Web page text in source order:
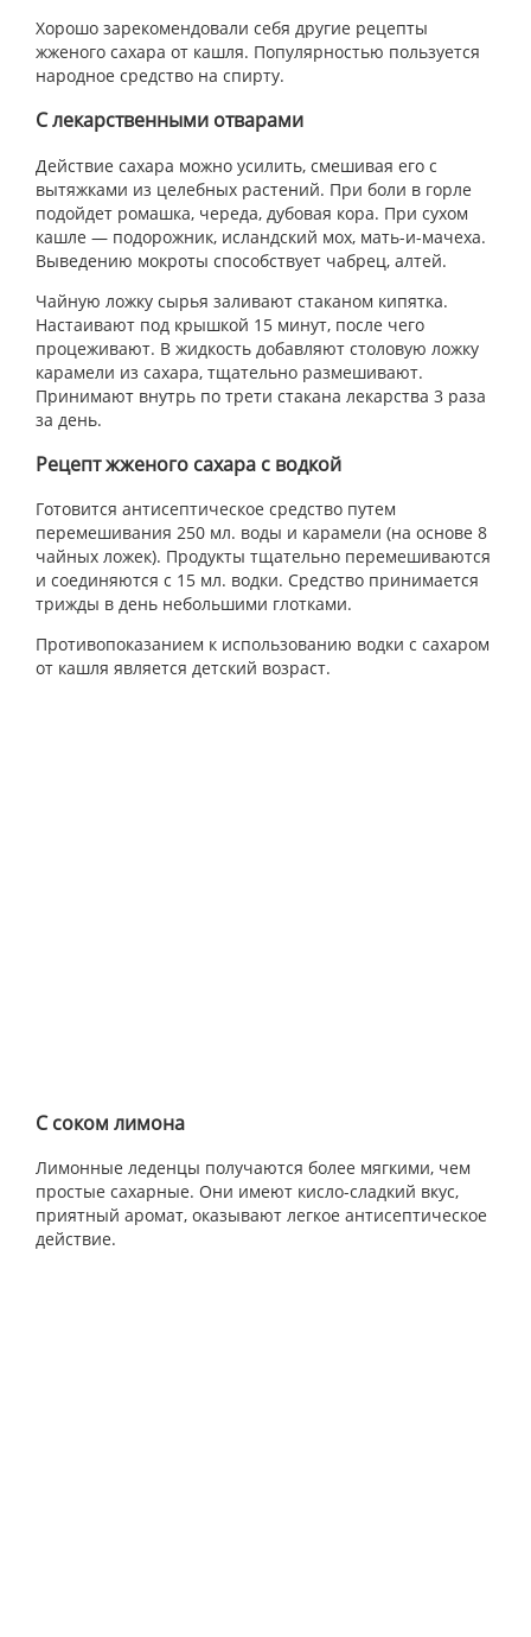
Хорошо зарекомендовали себя другие рецепты
жженого сахара от кашля. Популярностью пользуется
народное средство на спирту.
С лекарственными отварами
Действие сахара можно усилить, смешивая его с
вытяжками из целебных растений. При боли в горле
подойдет ромашка, череда, дубовая кора. При сухом
кашле — подорожник, исландский мох, мать-и-мачеха.
Выведению мокроты способствует чабрец, алтей.
Чайную ложку сырья заливают стаканом кипятка.
Настаивают под крышкой 15 минут, после чего
процеживают. В жидкость добавляют столовую ложку
карамели из сахара, тщательно размешивают.
Принимают внутрь по трети стакана лекарства 3 раза
за день.
Рецепт жженого сахара с водкой
Готовится антисептическое средство путем
перемешивания 250 мл. воды и карамели (на основе 8
чайных ложек). Продукты тщательно перемешиваются
и соединяются с 15 мл. водки. Средство принимается
трижды в день небольшими глотками.
Противопоказанием к использованию водки с сахаром
от кашля является детский возраст.
С соком лимона
Лимонные леденцы получаются более мягкими, чем
простые сахарные. Они имеют кисло-сладкий вкус,
приятный аромат, оказывают легкое антисептическое
действие.